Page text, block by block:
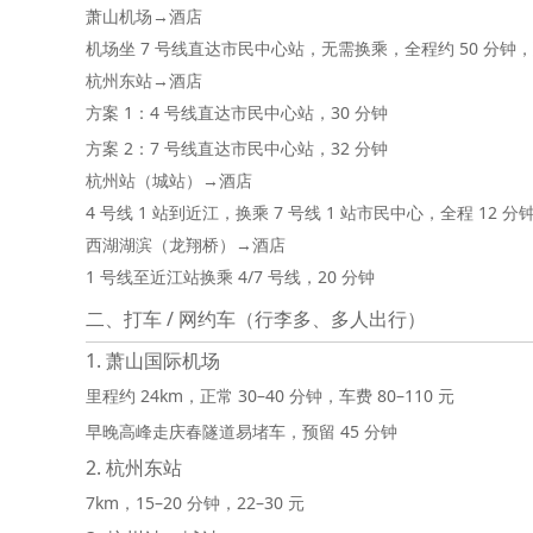
萧山机场→酒店
机场坐 7 号线直达市民中心站，无需换乘，全程约 50 分钟
杭州东站→酒店
方案 1：4 号线直达市民中心站，30 分钟
方案 2：7 号线直达市民中心站，32 分钟
杭州站（城站）→酒店
4 号线 1 站到近江，换乘 7 号线 1 站市民中心，全程 12 分钟
西湖湖滨（龙翔桥）→酒店
1 号线至近江站换乘 4/7 号线，20 分钟
二、打车 / 网约车（行李多、多人出行）
1. 萧山国际机场
里程约 24km，正常 30–40 分钟，车费 80–110 元
早晚高峰走庆春隧道易堵车，预留 45 分钟
2. 杭州东站
7km，15–20 分钟，22–30 元